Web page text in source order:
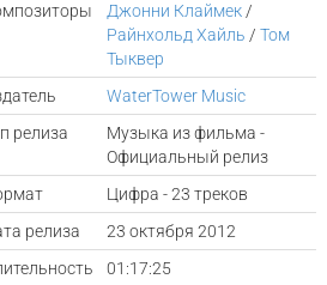
Джонни Клаймек /
Райнхольд Хайль /Том
Тыквер
WaterTower Music
релиза
Музыка из фильма -
Официальный релиз
Цифра - 23 треков
релиза
23 октября 2012
01:17:25